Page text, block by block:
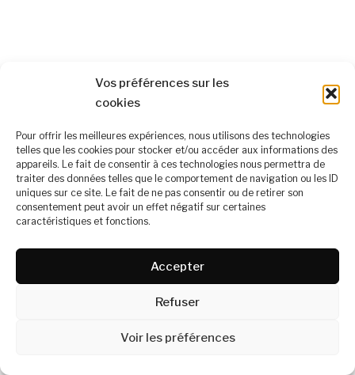
Vos préférences sur les
cookies
Pour offrir les meilleures expériences, nous utilisons des technologies
telles que les cookies pour stocker et/ou accéder aux informations des
appareils. Le fait de consentir à ces technologies nous permettra de
traiter des données telles que le comportement de navigation ou les ID
uniques sur ce site. Le fait de ne pas consentir ou de retirer son
consentement peut avoir un effet négatif sur certaines
caractéristiques et fonctions.
Accepter
Refuser
Voir les préférences
À propos
Mentions légales
Politique de confidentialité
Contact
© 2026 Urban Act' magazine